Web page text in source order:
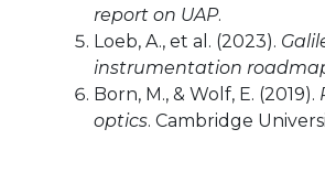
report on UAP.
Loeb, A., et al. (2023).
instrumentation
Born, M., & Wolf, E. (2019).
optics. Cambridge